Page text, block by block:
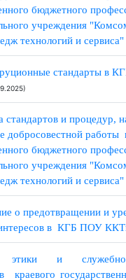
правовые и иные
коррупции
бюджетного
учреждения
технологий и
стандарты в
стандартов и
добросовестной
бюджетного
учреждения
технологий и